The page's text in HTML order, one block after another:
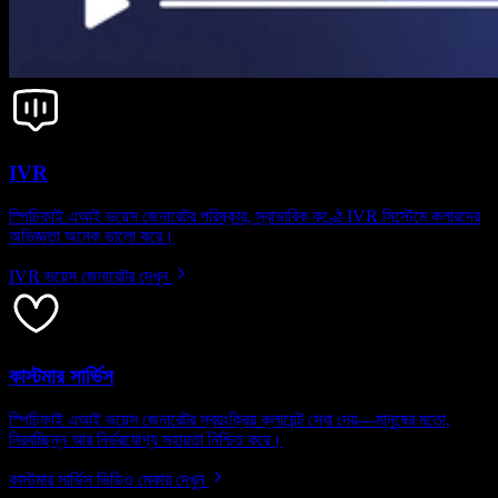
IVR
স্পিচিফাই এআই ভয়েস জেনারেটর পরিষ্কার, স্বাভাবিক কণ্ঠে IVR সিস্টেমে কলারদের
অভিজ্ঞতা অনেক ভালো করে।
IVR ভয়েস জেনারেটর দেখুন
কাস্টমার সার্ভিস
স্পিচিফাই এআই ভয়েস জেনারেটর স্বয়ংক্রিয় ক্লায়েন্ট সেবা দেয়—মানুষের মতো,
নিরবচ্ছিন্ন আর নির্ভরযোগ্য সহায়তা নিশ্চিত করে।
কাস্টমার সার্ভিস ভিডিও মেকার দেখুন